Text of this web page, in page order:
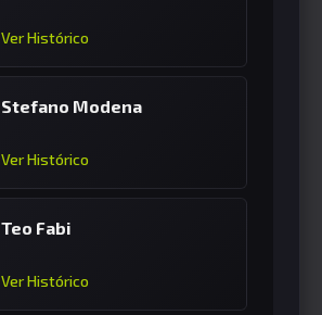
Ver Histórico
Stefano Modena
Ver Histórico
Teo Fabi
Ver Histórico